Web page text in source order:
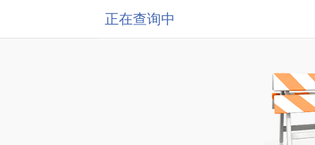
正在查询中